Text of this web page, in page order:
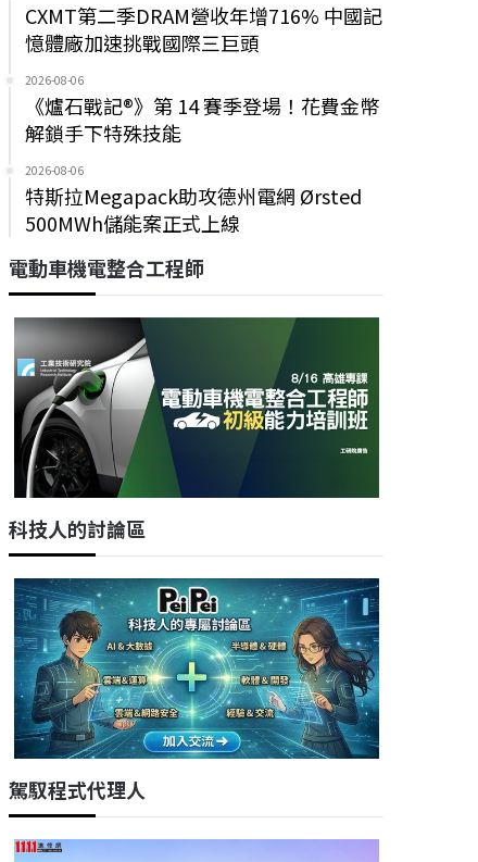
CXMT第二季DRAM營收年增716% 中國記
憶體廠加速挑戰國際三巨頭
2026-08-06
《爐石戰記®》第 14 賽季登場！花費金幣
解鎖手下特殊技能
2026-08-06
特斯拉Megapack助攻德州電網 Ørsted
500MWh儲能案正式上線
電動車機電整合工程師
科技人的討論區
駕馭程式代理人